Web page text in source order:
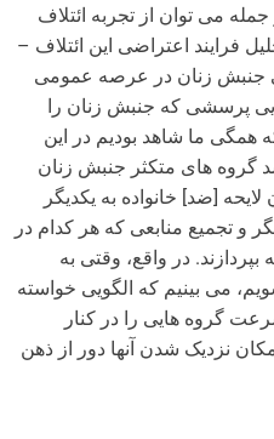
می توان از تجربه ائتلاف
فرایند اعتراضی این ائتلاف –
جنبش زنان در عرصه عمومی
پرسشی که جنبش زنان را
همگی ما شاهد بودیم در این
گروه های متکثر جنبش زنان
[ضد] خانواده به یکدیگر
و تجمیع منابعی که هر کدام در
بپردازند. در واقع، وقتی به
می بینیم که الگویی خواسته
گروه هایی را در کنار
نزدیک شدن آنها دور از ذهن